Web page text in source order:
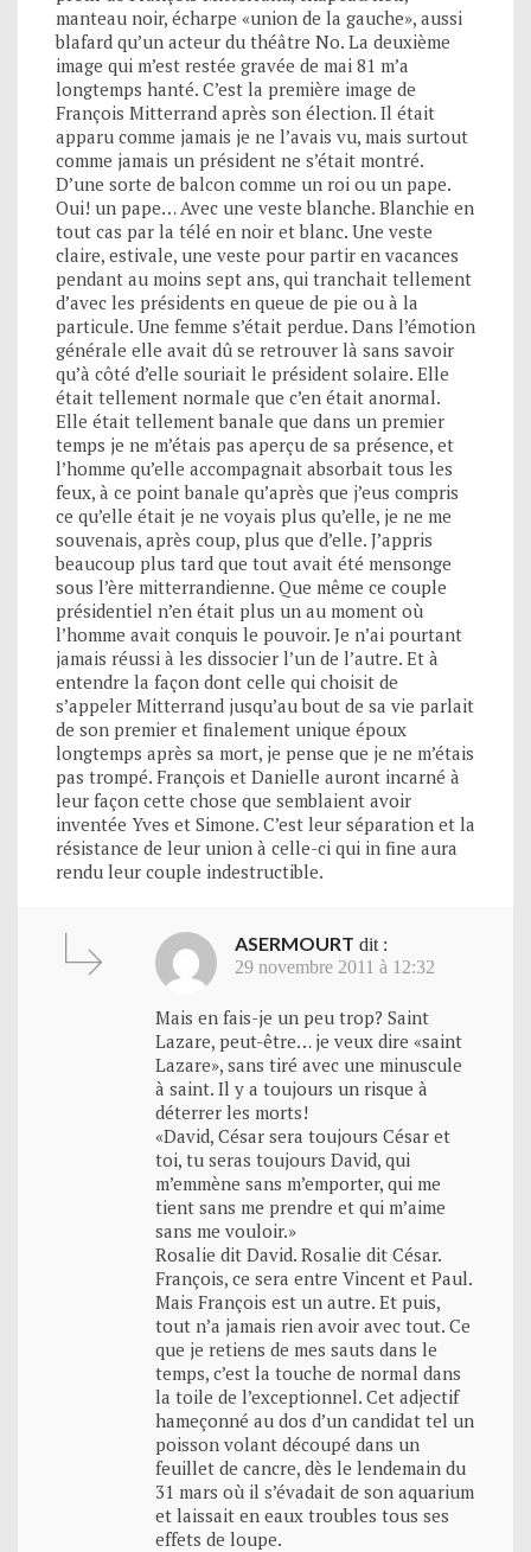
manteau noir, écharpe «union de la gauche», aussi
blafard qu’un acteur du théâtre No. La deuxième
image qui m’est restée gravée de mai 81 m’a
longtemps hanté. C’est la première image de
François Mitterrand après son élection. Il était
apparu comme jamais je ne l’avais vu, mais surtout
comme jamais un président ne s’était montré.
D’une sorte de balcon comme un roi ou un pape.
Oui! un pape… Avec une veste blanche. Blanchie en
tout cas par la télé en noir et blanc. Une veste
claire, estivale, une veste pour partir en vacances
pendant au moins sept ans, qui tranchait tellement
d’avec les présidents en queue de pie ou à la
particule. Une femme s’était perdue. Dans l’émotion
générale elle avait dû se retrouver là sans savoir
qu’à côté d’elle souriait le président solaire. Elle
était tellement normale que c’en était anormal.
Elle était tellement banale que dans un premier
temps je ne m’étais pas aperçu de sa présence, et
l’homme qu’elle accompagnait absorbait tous les
feux, à ce point banale qu’après que j’eus compris
ce qu’elle était je ne voyais plus qu’elle, je ne me
souvenais, après coup, plus que d’elle. J’appris
beaucoup plus tard que tout avait été mensonge
sous l’ère mitterrandienne. Que même ce couple
présidentiel n’en était plus un au moment où
l’homme avait conquis le pouvoir. Je n’ai pourtant
jamais réussi à les dissocier l’un de l’autre. Et à
entendre la façon dont celle qui choisit de
s’appeler Mitterrand jusqu’au bout de sa vie parlait
de son premier et finalement unique époux
longtemps après sa mort, je pense que je ne m’étais
pas trompé. François et Danielle auront incarné à
leur façon cette chose que semblaient avoir
inventée Yves et Simone. C’est leur séparation et la
résistance de leur union à celle-ci qui in fine aura
rendu leur couple indestructible.
ASERMOURT dit :
29 novembre 2011 à 12:32
Mais en fais-je un peu trop? Saint
Lazare, peut-être… je veux dire «saint
Lazare», sans tiré avec une minuscule
à saint. Il y a toujours un risque à
déterrer les morts!
«David, César sera toujours César et
toi, tu seras toujours David, qui
m’emmène sans m’emporter, qui me
tient sans me prendre et qui m’aime
sans me vouloir.»
Rosalie dit David. Rosalie dit César.
François, ce sera entre Vincent et Paul.
Mais François est un autre. Et puis,
tout n’a jamais rien avoir avec tout. Ce
que je retiens de mes sauts dans le
temps, c’est la touche de normal dans
la toile de l’exceptionnel. Cet adjectif
hameçonné au dos d’un candidat tel un
poisson volant découpé dans un
feuillet de cancre, dès le lendemain du
31 mars où il s’évadait de son aquarium
et laissait en eaux troubles tous ses
effets de loupe.